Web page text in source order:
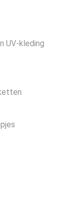
UV-kleding